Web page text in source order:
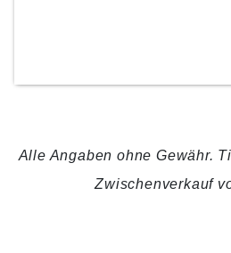
Alle Angaben ohne Gewähr.
Zwischenverkauf